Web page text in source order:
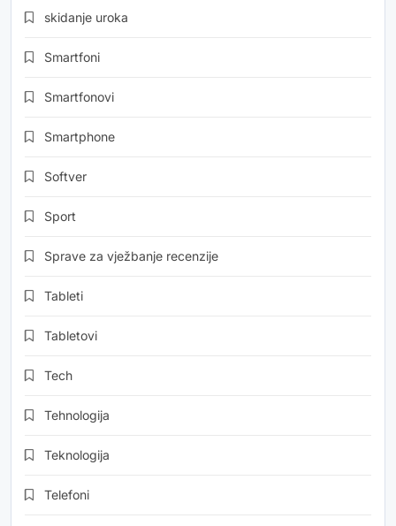
skidanje uroka
Smartfoni
Smartfonovi
Smartphone
Softver
Sport
Sprave za vježbanje recenzije
Tableti
Tabletovi
Tech
Tehnologija
Teknologija
Telefoni